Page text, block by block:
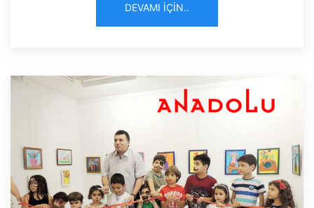
DEVAMI İÇIN..